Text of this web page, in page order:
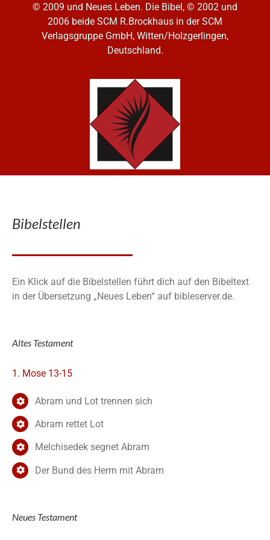
© 2009 und Neues Leben. Die Bibel, © 2002 und
2006 beide SCM R.Brockhaus in der SCM
Verlagsgruppe GmbH, Witten/Holzgerlingen,
Deutschland.
Bibelstellen
Ein Klick auf die Bibelstellen führt dich auf den Bibeltext
in der Übersetzung „Neues Leben“ auf bibleserver.de.
Altes Testament
1. Mose 13-15
Abram und Lot trennen sich
Abram rettet Lot
Melchisedek segnet Abram
Der Bund des Herrn mit Abram
Neues Testament